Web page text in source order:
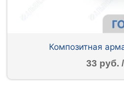
Композитная
33 руб.